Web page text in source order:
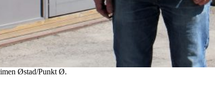
Østad/Punkt Ø.